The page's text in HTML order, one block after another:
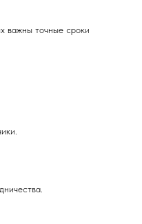
важны точные сроки